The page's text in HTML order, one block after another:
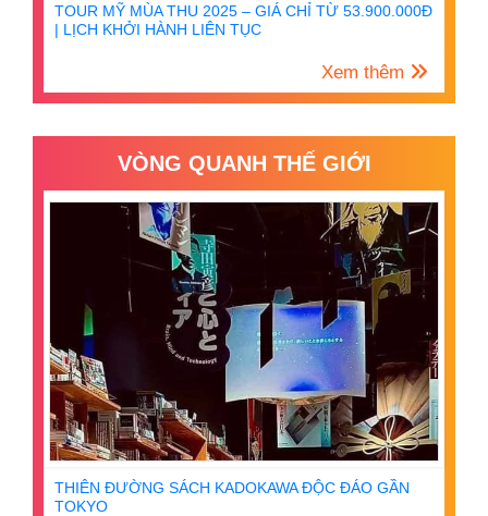
TOUR MỸ MÙA THU 2025 – GIÁ CHỈ TỪ 53.900.000Đ
| LỊCH KHỞI HÀNH LIÊN TỤC
Xem thêm
VÒNG QUANH THẾ GIỚI
THIÊN ĐƯỜNG SÁCH KADOKAWA ĐỘC ĐÁO GẦN
TOKYO